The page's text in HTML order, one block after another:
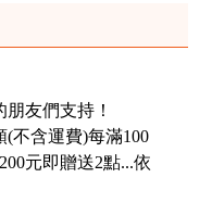
朋友們支持！
(不含運費)每滿100
元即贈送2點...依